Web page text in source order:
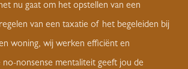
nu gaat om het opstellen van een
van een taxatie of het begeleiden bij
woning, wij werken efficiënt en
nonsense mentaliteit geeft jou de